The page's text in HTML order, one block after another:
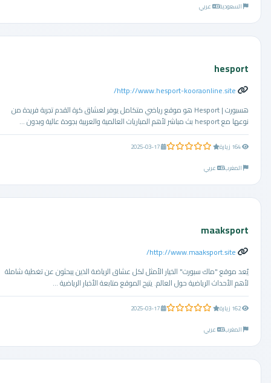
السعودية
عربي
hesport
http://www.hesport-kooraonline.site/
هسبورت | Hesport هو موقع رياضي متكامل يوفر لعشاق كرة القدم تجربة فريدة من
نوعها مع hesport بث مباشر لأهم المباريات العالمية والعربية بجودة عالية وبدون ...
0.0 من 5 نجوم
2025-03-17
المغرب
عربي
maaksport
http://www.maaksport.site/
يُعد موقع "ماك سبورت" الخيار الأمثل لكل عشاق الرياضة الذين يبحثون عن تغطية شاملة
لأهم الأحداث الرياضية حول العالم. يتيح الموقع متابعة الأخبار الرياضية ...
0.0 من 5 نجوم
2025-03-17
المغرب
عربي